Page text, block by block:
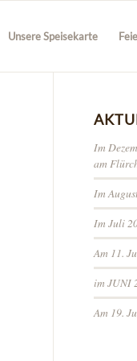
Unsere Speisekarte
Im
am
Im
Im Juli
Am 11.
im JUNI
Am 19.